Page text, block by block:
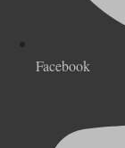
Facebook